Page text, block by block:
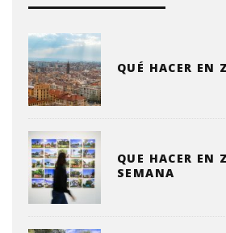
QUÉ HACER EN
QUE HACER EN
SEMANA